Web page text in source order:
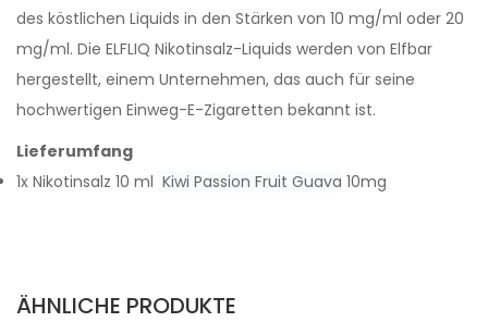
des köstlichen Liquids in den Stärken von 10 mg/ml oder 20
mg/ml. Die ELFLIQ Nikotinsalz-Liquids werden von Elfbar
hergestellt, einem Unternehmen, das auch für seine
hochwertigen Einweg-E-Zigaretten bekannt ist.
Lieferumfang
1x Nikotinsalz 10 ml Kiwi Passion Fruit Guava 10mg
ÄHNLICHE PRODUKTE